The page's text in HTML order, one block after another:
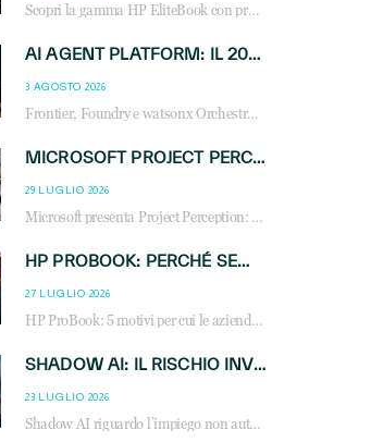
Scopri la gamma HP EliteBook con processori Intel® Core™ Ultra e AMD Ryzen™ AI. Notebook business progettati per aumentare la produttività, migliorare la collaborazione e garantire sicurezza avanzata in ufficio e in mobilità.
AI AGENT PLATFORM: IL 2026 È L’ANNO DEL «SISTEMA OPERATIVO» PER GLI AGENTI AZIENDALI
3 AGOSTO 2026
Frontier, Foundry e watsonx Orchestrate: la guerra delle piattaforme AI agent ridisegna il mercato IT. Cosa cambia per reseller, MSP e system integrator.
MICROSOFT PROJECT PERCEPTION: COME GLI AGENTI AI CAMBIERANNO SOC, CYBERSECURITY E SERVIZI MSP
29 LUGLIO 2026
Microsoft presenta Project Perception: scopri come gli agenti AI possono trasformare cybersecurity, SOC e servizi gestiti degli MSP.
HP PROBOOK: PERCHÉ SEMPRE PIÙ AZIENDE SCELGONO NOTEBOOK PROGETTATI PER IL LAVORO MODERNO
27 LUGLIO 2026
HP ProBook: 5 motivi per cui le aziende scelgono i notebook business HP per migliorare produttività, sicurezza e gestione dell’AI.
SHADOW AI: IL RISCHIO INVISIBILE CHE LE AZIENDE POSSONO GOVERNARE
23 LUGLIO 2026
Shadow AI riguardo l’impiego non autorizzato di sistemi AI all’interno dell’azienda. E’ una pratica che si diffonde a partire dai dipendenti fino ai dirigenti e mette a repentaglio la cybersecurity, con costi più elevati per le organizzazioni. Due recenti report illustrano il fenomeno e forniscono dati in merito